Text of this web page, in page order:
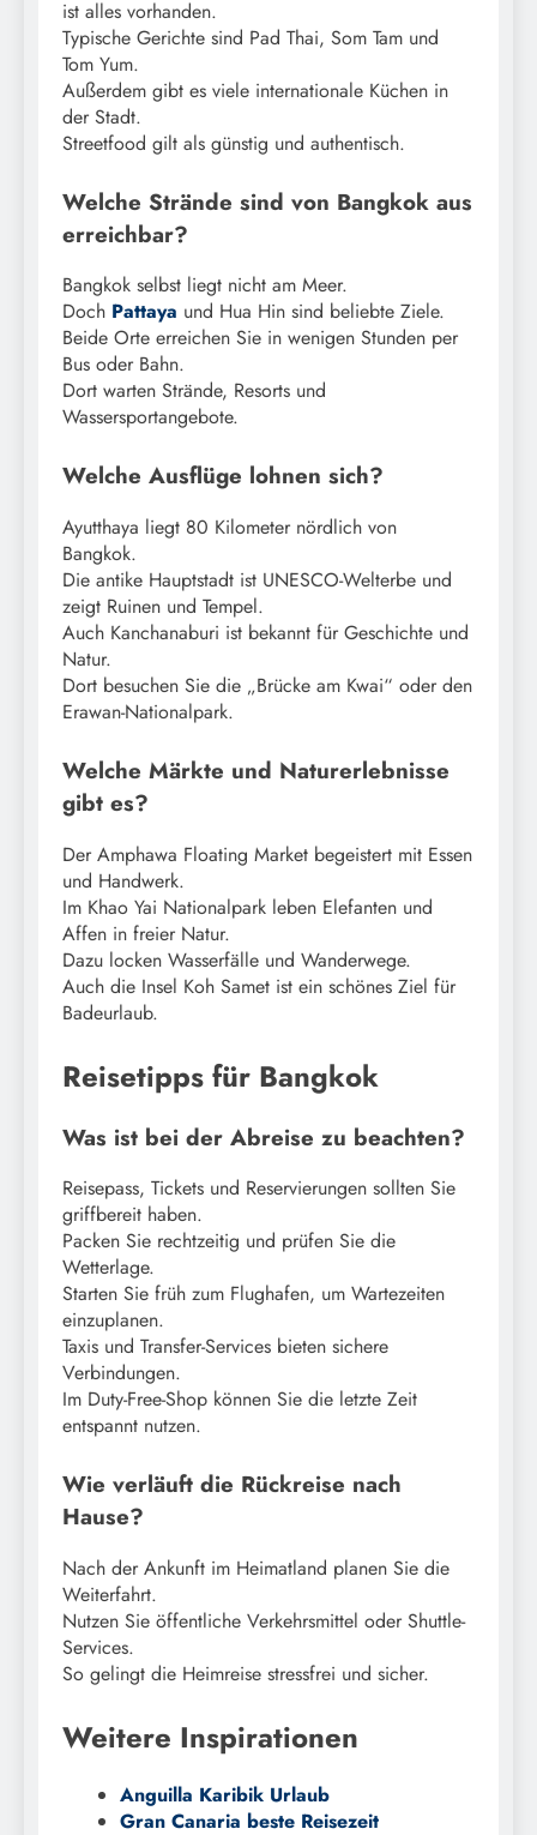
ist alles vorhanden.
Typische Gerichte sind Pad Thai, Som Tam und
Tom Yum.
Außerdem gibt es viele internationale Küchen in
der Stadt.
Streetfood gilt als günstig und authentisch.
Welche Strände sind von Bangkok aus
erreichbar?
Bangkok selbst liegt nicht am Meer.
Doch Pattaya und Hua Hin sind beliebte Ziele.
Beide Orte erreichen Sie in wenigen Stunden per
Bus oder Bahn.
Dort warten Strände, Resorts und
Wassersportangebote.
Welche Ausflüge lohnen sich?
Ayutthaya liegt 80 Kilometer nördlich von
Bangkok.
Die antike Hauptstadt ist UNESCO-Welterbe und
zeigt Ruinen und Tempel.
Auch Kanchanaburi ist bekannt für Geschichte und
Natur.
Dort besuchen Sie die „Brücke am Kwai“ oder den
Erawan-Nationalpark.
Welche Märkte und Naturerlebnisse
gibt es?
Der Amphawa Floating Market begeistert mit Essen
und Handwerk.
Im Khao Yai Nationalpark leben Elefanten und
Affen in freier Natur.
Dazu locken Wasserfälle und Wanderwege.
Auch die Insel Koh Samet ist ein schönes Ziel für
Badeurlaub.
Reisetipps für Bangkok
Was ist bei der Abreise zu beachten?
Reisepass, Tickets und Reservierungen sollten Sie
griffbereit haben.
Packen Sie rechtzeitig und prüfen Sie die
Wetterlage.
Starten Sie früh zum Flughafen, um Wartezeiten
einzuplanen.
Taxis und Transfer-Services bieten sichere
Verbindungen.
Im Duty-Free-Shop können Sie die letzte Zeit
entspannt nutzen.
Wie verläuft die Rückreise nach
Hause?
Nach der Ankunft im Heimatland planen Sie die
Weiterfahrt.
Nutzen Sie öffentliche Verkehrsmittel oder Shuttle-
Services.
So gelingt die Heimreise stressfrei und sicher.
Weitere Inspirationen
Anguilla Karibik Urlaub
Gran Canaria beste Reisezeit